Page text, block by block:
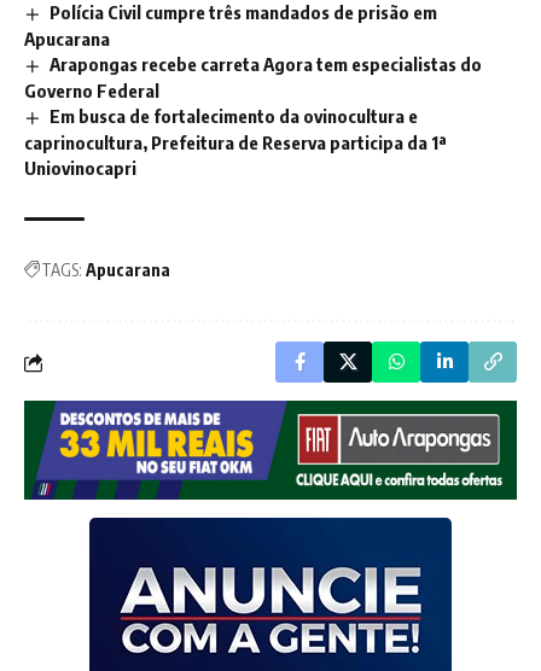
Polícia Civil cumpre três mandados de prisão em
Apucarana
Arapongas recebe carreta Agora tem especialistas do
Governo Federal
Em busca de fortalecimento da ovinocultura e
caprinocultura, Prefeitura de Reserva participa da 1ª
Uniovinocapri
TAGS: Apucarana